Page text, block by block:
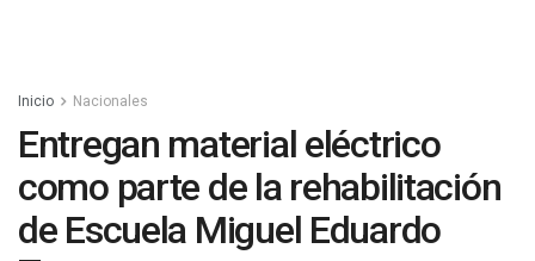
Inicio Nacionales
Entregan material eléctrico
como parte de la rehabilitación
de Escuela Miguel Eduardo